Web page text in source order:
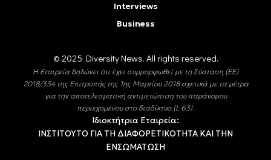
Interviews
Business
© 2025 Diversity Νews. All rights reserved.
Η Εταιρεία δηλώνει ότι έχει συμμορφωθεί με τη Σύσταση (ΕΕ)
2018/334 της Επιτροπής της 1ης Μαρτίου 2018 σχετικά με τα μέτρα
για την αποτελεσματική αντιμετώπιση του παράνομου
περιεχομένου στο διαδίκτυο (L 63).
Ιδιοκτήτρια Εταιρεία:
ΙΝΣΤΙΤΟΥΤΟ ΓΙΑ ΤΗ ΔΙΑΦΟΡΕΤΙΚΟΤΗΤΑ ΚΑΙ ΤΗΝ
ΕΝΣΩΜΑΤΩΣΗ